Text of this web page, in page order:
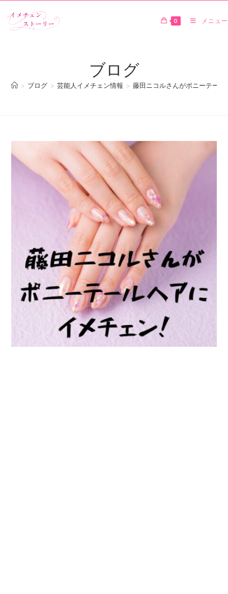
0 メニュー
ブログ
> ブログ > 芸能人イメチェン情報 > 藤田ニコルさんがポニーテー